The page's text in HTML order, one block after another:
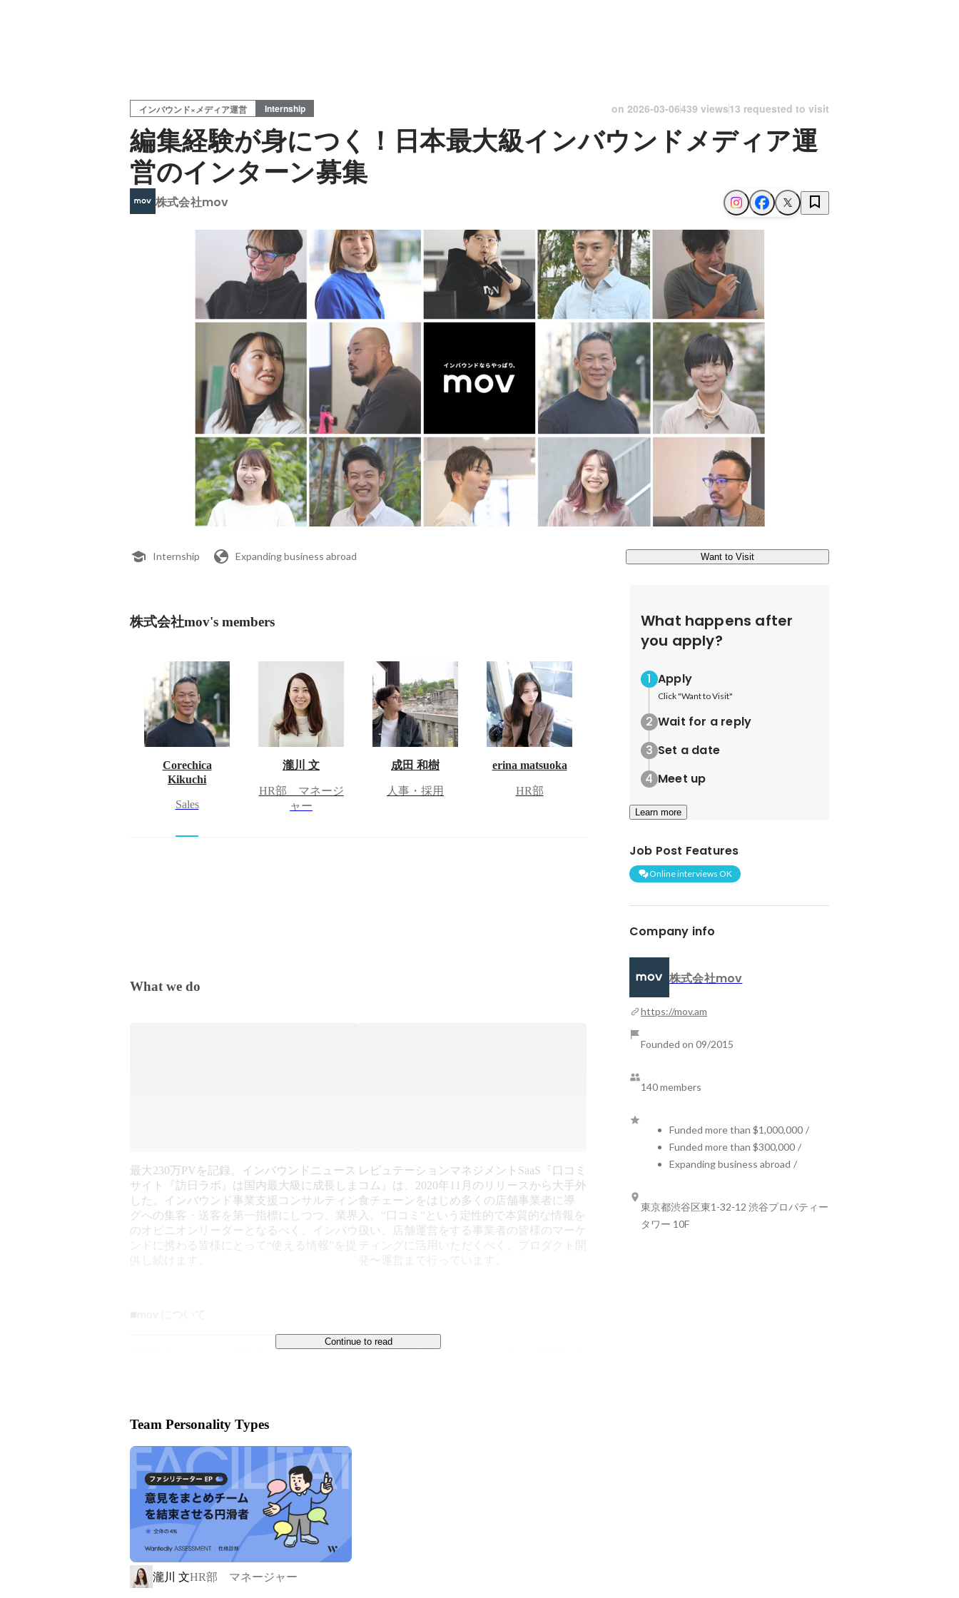
インバウンド×メディア運営 Internship on 2026-03-06439 views13 requested to visit
編集経験が身につく！日本最大級インバウンドメディア運
営のインターン募集
株式会社mov
Internship Expanding business abroad Want to Visit
株式会社mov's members
Corechica
Kikuchi
Sales
瀧川 文
HR部 マネージ
ャー
成田 和樹
人事・採用
erina matsuoka
HR部
What we do
最大230万PVを記録。インバウンドニュース
サイト『訪日ラボ』は国内最大級に成長しま
した。インバウンド事業支援コンサルティン
グへの集客・送客を第一指標にしつつ、業界
のオピニオンリーダーとなるべく、インバウ
ンドに携わる皆様にとって“使える情報”を提
レピュテーションマネジメントSaaS『口コミ
コム』は、2020年11月のリリースから大手外
食チェーンをはじめ多くの店舗事業者に導
入。“口コミ”という定性的で本質的な情報を
扱い、店舗運営をする事業者の皆様のマーケ
ティングに活用いただくべく、プロダクト開
─────────────────────
株式会社movは、「日本のポテンシャルを最大化する」を使命に、インバウンド領域にお
営やインバウンド専門のコンサルティングサービスの提供を通じて、企業や自治体の取り
組みを支援しています。
・店舗支援事業：店舗向け集客一元化プラットフォーム『口コミコム』により、MEO対
策の提供だけでなくインバウンドの豊富な知見を活かし、海外媒体を含む多言語での店舗
情報管理や口コミ分析にも対応しております。
・メーカー支援事業：外国人インフルエンサー向けセルフサンプリングサービス『trial
Continue to read
Team Personality Types
瀧川 文HR部 マネージャー
What happens after
you apply?
Apply
Click "Want to Visit"
Wait for a reply
Set a date
Meet up
Learn more
Job Post Features
Online interviews OK
Company info
株式会社mov
https://mov.am
Founded on 09/2015
140 members
Funded more than $1,000,000 /
Funded more than $300,000 /
Expanding business abroad /
東京都渋谷区東1-32-12 渋谷プロパティー
タワー 10F